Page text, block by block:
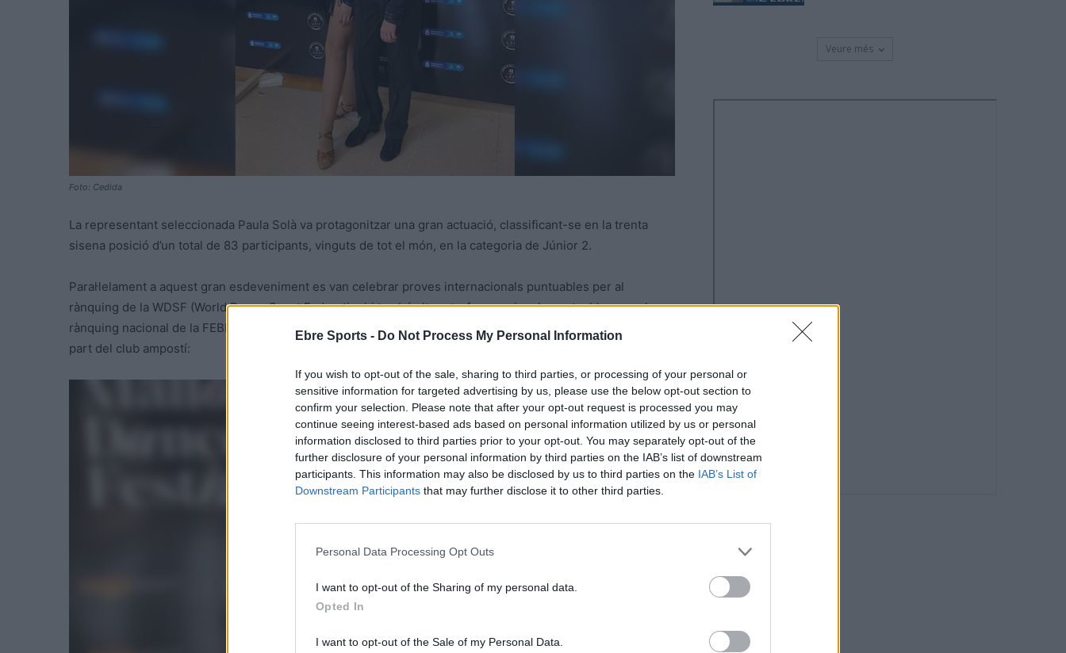
Ebre Sports - Do Not Process My Personal Information
If you wish to opt-out of the sale, sharing to third parties, or processing of your personal or
sensitive information for targeted advertising by us, please use the below opt-out section to
confirm your selection. Please note that after your opt-out request is processed you may
continue seeing interest-based ads based on personal information utilized by us or personal
information disclosed to third parties prior to your opt-out. You may separately opt-out of the
further disclosure of your personal information by third parties on the IAB’s list of downstream
participants. This information may also be disclosed by us to third parties on the IAB’s List of
Downstream Participants that may further disclose it to other third parties.
Personal Data Processing Opt Outs
I want to opt-out of the Sharing of my personal data.
Opted In
I want to opt-out of the Sale of my Personal Data.
Foto: Cedida
La representant seleccionada Paula Solà va protagonitzar una gran actuació, classificant-se en la trenta
sisena posició d’un total de 83 participants, vinguts de tot el món, en la categoria de Júnior 2.
Paral·lelament a aquest gran esdeveniment es van celebrar proves internacionals puntuables per al
rànquing de la WDSF (World Dance Sport Federation) i també altres trofeus nacionals puntuables per al
rànquing nacional de la FEBD (
Federación Española de Baile Deportivo
), amb aquestes classificacions per
part del club ampostí:
Veure més